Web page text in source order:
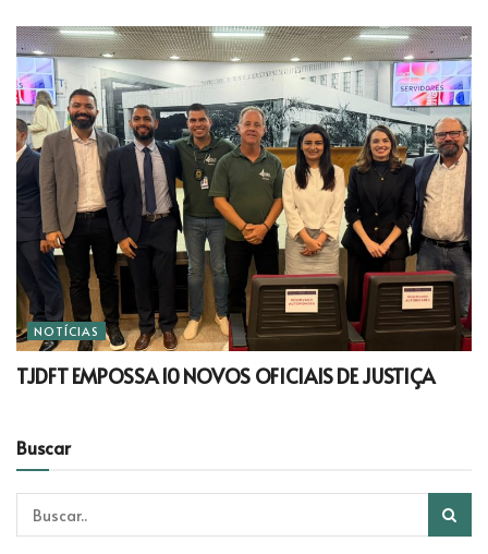
NOTÍCIAS
TJDFT EMPOSSA 10 NOVOS OFICIAIS DE JUSTIÇA
Buscar